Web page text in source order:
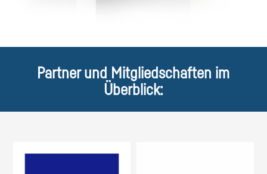
Partner und Mitgliedschaften im
Überblick: